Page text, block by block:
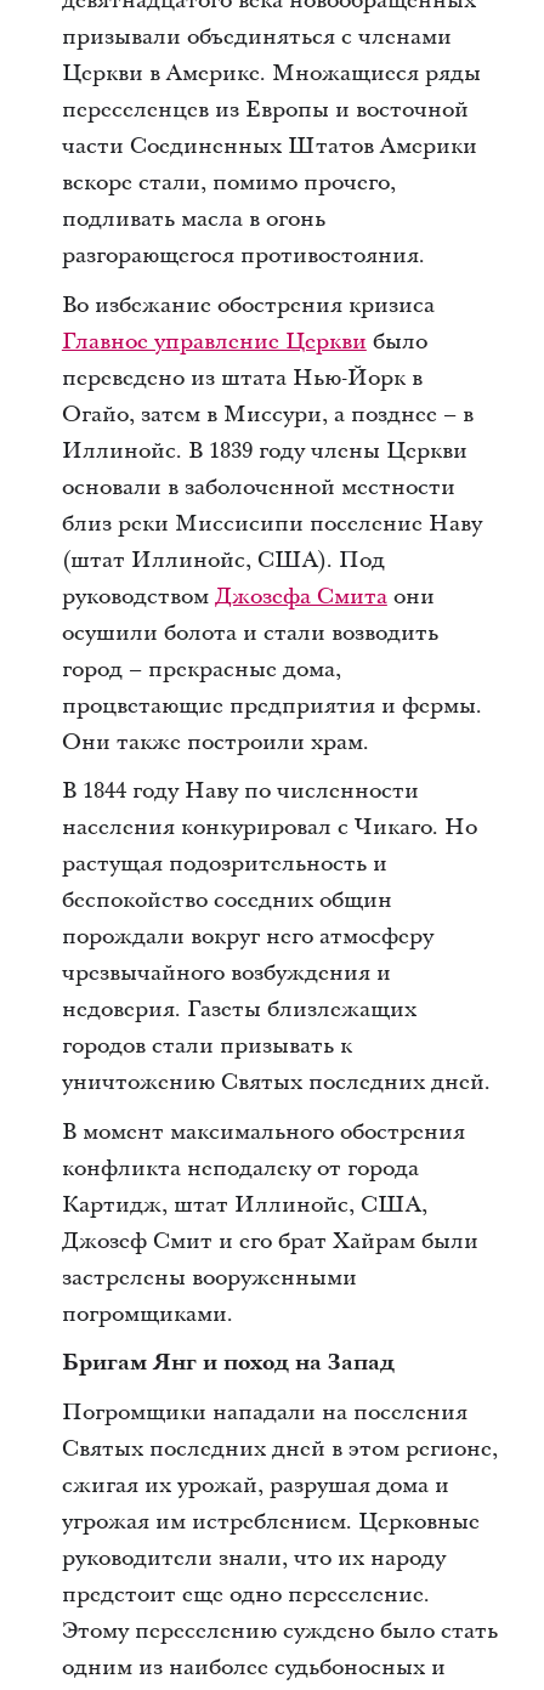
призывали объединяться с членами
Церкви в Америке. Множащиеся ряды
переселенцев из Европы и восточной
части Соединенных Штатов Америки
вскоре стали, помимо прочего,
подливать масла в огонь
разгорающегося противостояния.
Во избежание обострения кризиса
Главное управление Церкви было
переведено из штата Нью-Йорк в
Огайо, затем в Миссури, а позднее – в
Иллинойс. В 1839 году члены Церкви
основали в заболоченной местности
близ реки Миссисипи поселение Наву
(штат Иллинойс, США). Под
руководством Джозефа Смитаони
осушили болота и стали возводить
город – прекрасные дома,
процветающие предприятия и фермы.
Они также построили храм.
В 1844 году Наву по численности
населения конкурировал с Чикаго. Но
растущая подозрительность и
беспокойство соседних общин
порождали вокруг него атмосферу
чрезвычайного возбуждения и
недоверия. Газеты близлежащих
городов стали призывать к
уничтожению Святых последних дней.
В момент максимального обострения
конфликта неподалеку от города
Картидж, штат Иллинойс, США,
Джозеф Смит и его брат Хайрам были
застрелены вооруженными
погромщиками.
Бригам Янг и поход на Запад
Погромщики нападали на поселения
Святых последних дней в этом регионе,
сжигая их урожай, разрушая дома и
угрожая им истреблением. Церковные
руководители знали, что их народу
предстоит еще одно переселение.
Этому переселению суждено было стать
одним из наиболее судьбоносных и